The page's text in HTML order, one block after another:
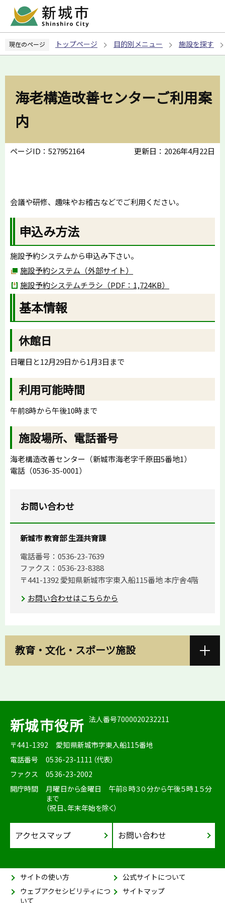
ペ
の
現在のページ トップページ 目的別メニュー 施設を探す
海老構造改善センターご利用案
内
ページID：527952164 更新日：2026年4月22日
会議や研修、趣味やお稽古などでご利用ください。
申込み方法
施設予約システムから申込み下さい。
施設予約システム（外部サイト）
施設予約システムチラシ（PDF：1,724KB）
基本情報
休館日
日曜日と12月29日から1月3日まで
利用可能時間
午前8時から午後10時まで
施設場所、電話番号
海老構造改善センター（新城市海老字千原田5番地1）
電話（0536-35-0001）
お問い合わせ
新城市 教育部 生涯共育課
電話番号：0536-23-7639
ファクス：0536-23-8388
〒441-1392 愛知県新城市字東入船115番地 本庁舎4階
お問い合わせはこちらから
教育・文化・スポーツ施設
新城市役所 法人番号7000020232211
〒441-1392
愛知県新城市字東入船115番地
電話番号
0536-23-1111（代表）
ファクス
0536-23-2002
開庁時間
月曜日から金曜日 午前８時３０分から午後５時１５分
まで
（祝日、年末年始を除く）
アクセスマップ お問い合わせ
サイトの使い方
公式サイトについて
ウェブアクセシビリティにつ
いて
サイトマップ